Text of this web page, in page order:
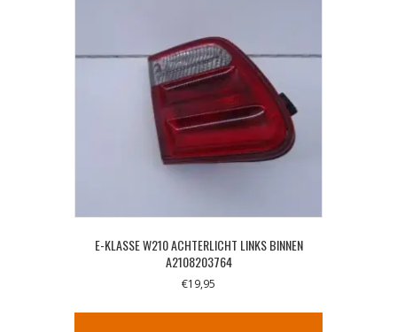
E-KLASSE W210 ACHTERLICHT LINKS BINNEN
A2108203764
€19,95